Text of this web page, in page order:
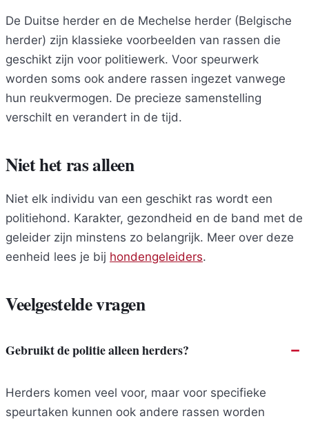
De Duitse herder en de Mechelse herder (Belgische
herder) zijn klassieke voorbeelden van rassen die
geschikt zijn voor politiewerk. Voor speurwerk
worden soms ook andere rassen ingezet vanwege
hun reukvermogen. De precieze samenstelling
verschilt en verandert in de tijd.
Niet het ras alleen
Niet elk individu van een geschikt ras wordt een
politiehond. Karakter, gezondheid en de band met de
geleider zijn minstens zo belangrijk. Meer over deze
eenheid lees je bij hondengeleiders.
Veelgestelde vragen
Gebruikt de politie alleen herders?
Herders komen veel voor, maar voor specifieke
speurtaken kunnen ook andere rassen worden